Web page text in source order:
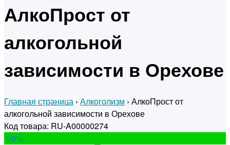
АлкоПрост от
алкогольной
зависимости в Орехове
Главная страница › Алкоголизм › АлкоПрост от
алкогольной зависимости в Орехове
Код товара: RU-A00000274
-50%